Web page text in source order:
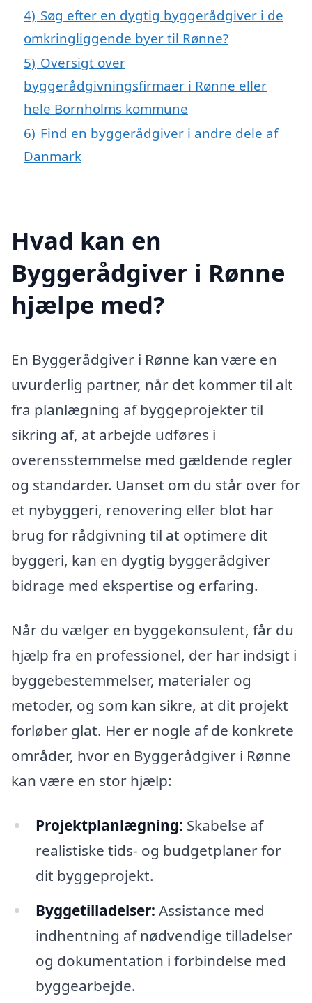
4) Søg efter en dygtig byggerådgiver i de
omkringliggende byer til Rønne?
5) Oversigt over
byggerådgivningsfirmaer i Rønne eller
hele Bornholms kommune
6) Find en byggerådgiver i andre dele af
Danmark
Hvad kan en
Byggerådgiver i Rønne
hjælpe med?
En Byggerådgiver i Rønne kan være en
uvurderlig partner, når det kommer til alt
fra planlægning af byggeprojekter til
sikring af, at arbejde udføres i
overensstemmelse med gældende regler
og standarder. Uanset om du står over for
et nybyggeri, renovering eller blot har
brug for rådgivning til at optimere dit
byggeri, kan en dygtig byggerådgiver
bidrage med ekspertise og erfaring.
Når du vælger en byggekonsulent, får du
hjælp fra en professionel, der har indsigt i
byggebestemmelser, materialer og
metoder, og som kan sikre, at dit projekt
forløber glat. Her er nogle af de konkrete
områder, hvor en Byggerådgiver i Rønne
kan være en stor hjælp:
Projektplanlægning: Skabelse af
realistiske tids- og budgetplaner for
dit byggeprojekt.
Byggetilladelser: Assistance med
indhentning af nødvendige tilladelser
og dokumentation i forbindelse med
byggearbejde.